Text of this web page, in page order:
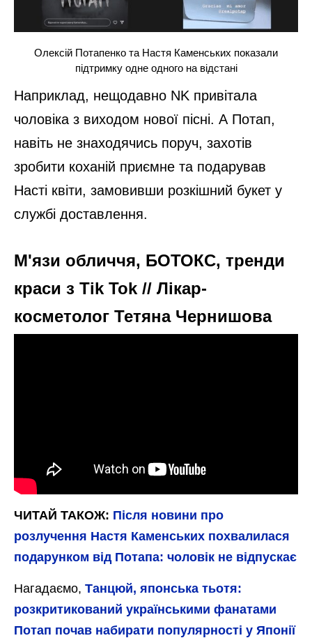
Олексій Потапенко та Настя Каменських показали
підтримку одне одного на відстані
Наприклад, нещодавно NK привітала
чоловіка з виходом нової пісні. А Потап,
навіть не знаходячись поруч, захотів
зробити коханій приємне та подарував
Насті квіти, замовивши розкішний букет у
службі доставлення.
М'язи обличчя, БОТОКС, тренди
краси з Tik Tok // Лікар-
косметолог Тетяна Чернишова
ЧИТАЙ ТАКОЖ: Після новини про
розлучення Настя Каменських похвалилася
подарунком від Потапа: чоловік не відпускає
Нагадаємо, Танцюй, японська тьотя:
розкритикований українськими фанатами
Потап почав набирати популярності у Японії